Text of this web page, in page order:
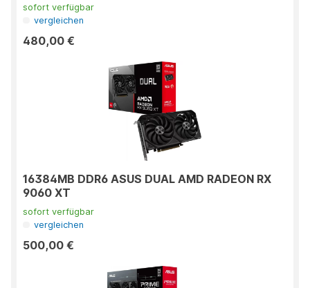
sofort verfügbar
vergleichen
480,00 €
16384MB DDR6 ASUS DUAL AMD RADEON RX
9060 XT
sofort verfügbar
vergleichen
500,00 €